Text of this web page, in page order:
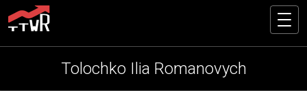
Tolochko Ilia Romanovych